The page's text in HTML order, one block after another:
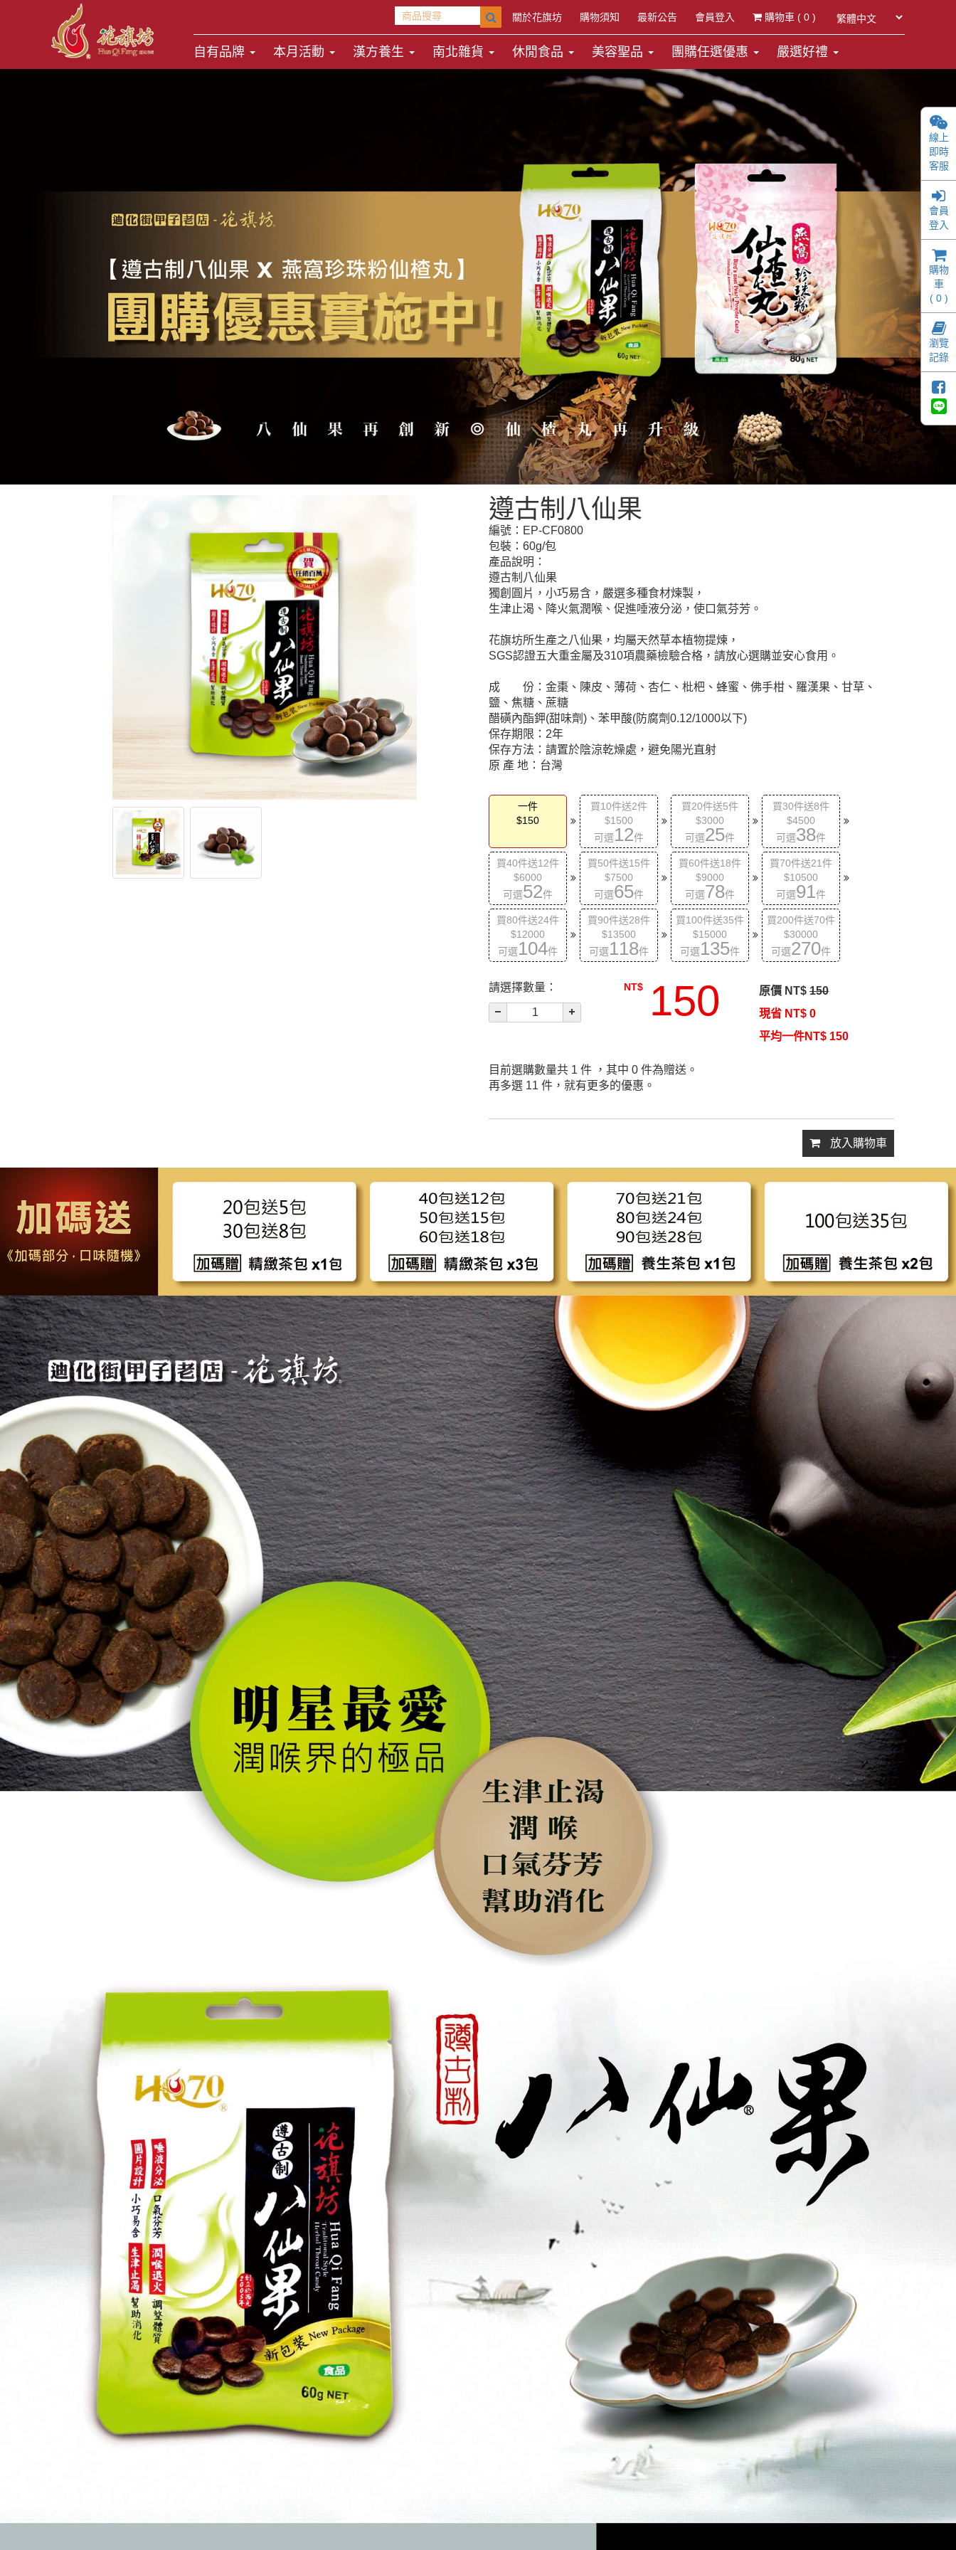
關於花旗坊 購物須知 最新公告 會員登入 購物車 ( 0 )
自有品牌 本月活動 漢方養生 南北雜貨 休閒食品 美容聖品 團購任選優惠 嚴選好禮
遵古制八仙果
編號： EP-CF0800
包裝：60g/包
產品說明：
遵古制八仙果
獨創圓片，小巧易含，嚴選多種食材煉製，
生津止渴、降火氣潤喉、促進唾液分泌，使口氣芬芳。
花旗坊所生產之八仙果，均屬天然草本植物提煉，
SGS認證五大重金屬及310項農藥檢驗合格，請放心選購並安心食用。
成 份：金棗、陳皮、薄荷、杏仁、枇杷、蜂蜜、佛手柑、羅漢果、甘草、
鹽、焦糖、蔗糖
醋磺內酯鉀(甜味劑)、苯甲酸(防腐劑0.12/1000以下)
保存期限：2年
保存方法：請置於陰涼乾燥處，避免陽光直射
原 產 地：台灣
一件
$150
買10件送2件
$1500
可選12件
買20件送5件
$3000
可選25件
買30件送8件
$4500
可選38件
買40件送12件
$6000
可選52件
買50件送15件
$7500
可選65件
買60件送18件
$9000
可選78件
買70件送21件
$10500
可選91件
買80件送24件
$12000
可選104件
買90件送28件
$13500
可選118件
買100件送35件
$15000
可選135件
買200件送70件
$30000
可選270件
請選擇數量： NT$ 150 原價 NT$ 150
現省 NT$ 0
平均一件NT$ 150
目前選購數量共 1 件 ，其中 0 件為贈送。
再多選 11 件，就有更多的優惠。
放入購物車
線上
即時
客服
會員
登入
購物
車
( 0)
瀏覽
記錄